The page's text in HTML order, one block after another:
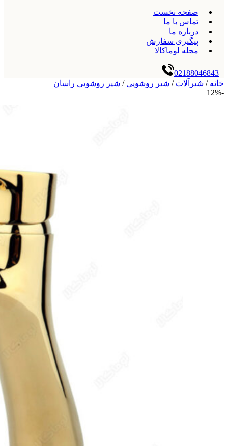
صفحه نخست
تماس با ما
درباره ما
پیگیری سفارش
مجله لوماکالا
02188046843
خانه/ شیرآلات/ شیر روشویی/ شیر روشویی راسان
-12%